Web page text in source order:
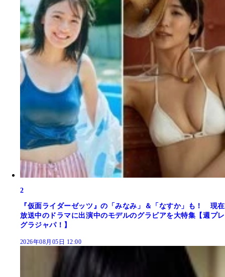
2
『仮面ライダーゼッツ』の「みなみ」＆「なすか」も！ 現在
放送中のドラマに出演中のモデルのグラビアを大特集【週プレ
グラジャパ！】
2026年08月05日 12:00